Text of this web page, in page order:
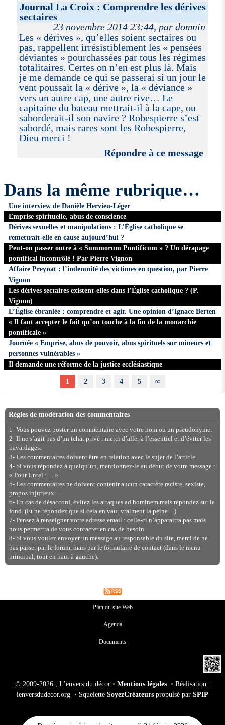
Journal La Croix : Comprendre les dérives
sectaires
23 novembre 2014 23:44, par domnin
Les « dérives », qu’elles soient sectaires ou
pas, rappellent irrésistiblement les « pensées
déviantes » pourchassées par tous les régimes
totalitaires. Certes on n’en est plus là. Mais
je me demande ce qui se passerai si un jour le
vent poussait la « dérive », la « déviance »
vers un autre cap, une autre rive… Le
capitaine du bateau mettrait-il à la cape, ou
saborderait-il son navire ? Robespierre s’est
sabordé, mais rares sont les Robespierre,
Dieu merci !
Répondre à ce message
Dans la même rubrique…
Une interview de Danièle Hervieu-Léger
Emprise spirituelle, abus de conscience
Dérives sexuelles et manipulations : L’Église catholique se
remettrait-elle en cause aujourd’hui ?
Peut-on passer outre à « Summorum Pontificum » ? Un dérapage
pontifical incontrôlé ! Par Pierre Vignon
Affaire Preynat : l’indemnité des victimes en question, par Pierre
Vignon
Les dérives sectaires existent-elles dans l’Église catholique ? (P.
Vignon)
L’Église ébranlée : comprendre et agir. Une opinion d’Ignace Berten
« Il faut accepter le fait qu’on touche à la fin de la monarchie
pontificale »
Journée « Emprise, abus de pouvoir, abus spirituels sur mineurs et
personnes vulnérables »
Il demande une réforme de la justice ecclésiastique
1 2 3 4 5 ∞
Règles de modération des commentaires
1- Vous pouvez poster un commentaire avec votre nom ou un pseudonyme.
2- Il ne s’agit pas d’un tchat privé : merci d’aller à l’essentiel et d’éviter les
bavardages.
3- Les commentaires doivent être en relation avec le sujet de l’article.
4- Si vous répondez à quelqu’un, mentionnez-le au début de votre message :
« Pour Untel :… »
5- Les commentaires ne doivent contenir aucun caractère raciste, sexiste,
propos injurieux…
6- En cas de désaccord, évitez les attaques ad hominem mais répondez sur le
fond. (Et ne répondez que si cela en vaut vraiment la peine…)
7- Pensez à renseigner votre adresse email : celle-ci n’apparaitra pas mais
nous permettra de vous contacter en cas de besoin.
8- Si vous voulez envoyer un message au responsable du site, merci de ne
pas passer par le forum, mais par le formulaire de contact (dans le menu
principal, tout en haut à gauche).
Plan du site Web
Agenda
Documents
©2009-2026 , L’envers du décor • Mentions légales • Réalisation :
lenversdudecor.org • Squelette SoyezCréateurs propulsé par SPIP